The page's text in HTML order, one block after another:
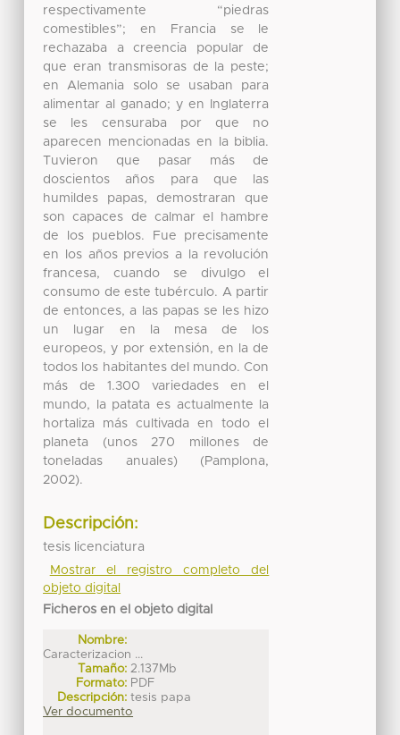
respectivamente “piedras
comestibles”; en Francia se le
rechazaba a creencia popular de
que eran transmisoras de la peste;
en Alemania solo se usaban para
alimentar al ganado; y en Inglaterra
se les censuraba por que no
aparecen mencionadas en la biblia.
Tuvieron que pasar más de
doscientos años para que las
humildes papas, demostraran que
son capaces de calmar el hambre
de los pueblos. Fue precisamente
en los años previos a la revolución
francesa, cuando se divulgo el
consumo de este tubérculo. A partir
de entonces, a las papas se les hizo
un lugar en la mesa de los
europeos, y por extensión, en la de
todos los habitantes del mundo. Con
más de 1.300 variedades en el
mundo, la patata es actualmente la
hortaliza más cultivada en todo el
planeta (unos 270 millones de
toneladas anuales) (Pamplona,
2002).
Descripción:
tesis licenciatura
Mostrar el registro completo del
objeto digital
Ficheros en el objeto digital
Nombre:
Caracterizacion ...
Tamaño: 2.137Mb
Formato: PDF
Descripción: tesis papa
Ver documento